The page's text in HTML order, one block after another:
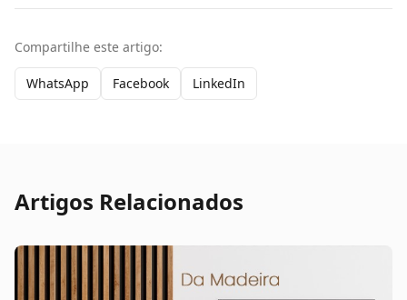
Compartilhe este artigo:
WhatsApp Facebook LinkedIn
Artigos Relacionados